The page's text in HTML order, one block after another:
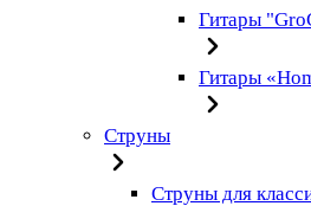
Гитары
Гитары
Струны
Струны для